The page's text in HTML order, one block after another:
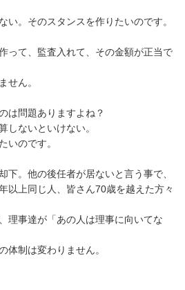
い。そのスタンスを作りたいのです。
って、監査入れて、その金額が正当で
せん。
は問題ありますよね？
しないといけない。
いのです。
下。他の後任者が居ないと言う事で、
以上同じ人、皆さん70歳を越えた方々
理事達が「あの人は理事に向いてな